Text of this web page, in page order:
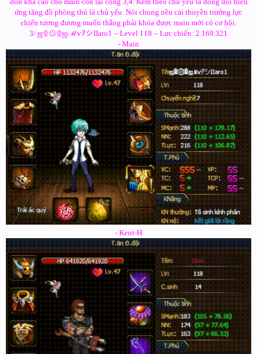
ứng tăng đồ phòng thủ là chủ yếu. Nói chung nều cái thuyền trưởng lực
chiến tương đương muốn thắng phải khóa được main mới có cơ hội.
3/ ஜ۩۞۩ஜℳѵｱシIIaro1 – Level 118 – Lực chiến: 2.169.321
- Main
- Kent-H